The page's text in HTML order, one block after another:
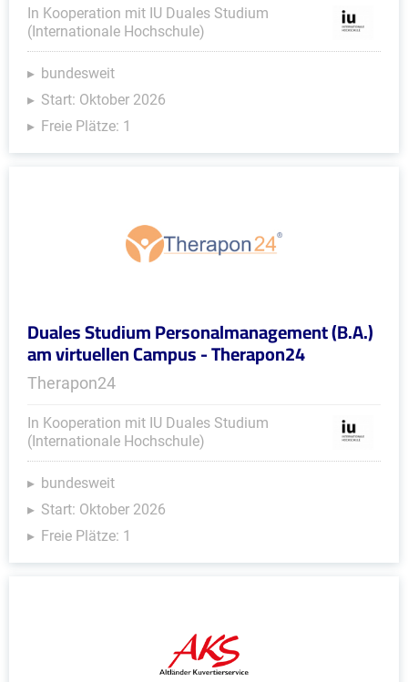
In Kooperation mit IU Duales Studium
(Internationale Hochschule)
bundesweit
Start: Oktober 2026
Freie Plätze: 1
Duales Studium Personalmanagement (B.A.)
am virtuellen Campus - Therapon24
Therapon24
In Kooperation mit IU Duales Studium
(Internationale Hochschule)
bundesweit
Start: Oktober 2026
Freie Plätze: 1